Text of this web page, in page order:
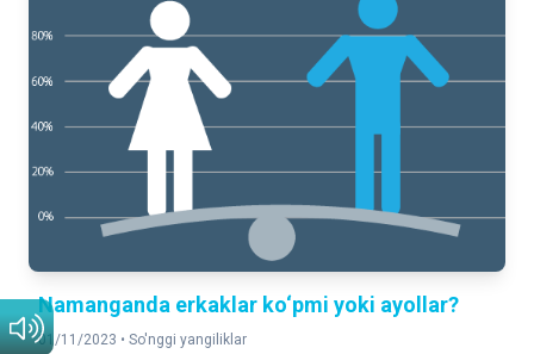
Namanganda erkaklar ko‘pmi yoki ayollar?
01/11/2023 • So'nggi yangiliklar